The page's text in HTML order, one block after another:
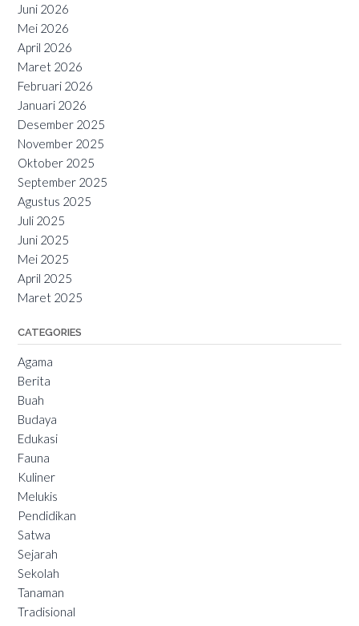
Juni 2026
Mei 2026
April 2026
Maret 2026
Februari 2026
Januari 2026
Desember 2025
November 2025
Oktober 2025
September 2025
Agustus 2025
Juli 2025
Juni 2025
Mei 2025
April 2025
Maret 2025
CATEGORIES
Agama
Berita
Buah
Budaya
Edukasi
Fauna
Kuliner
Melukis
Pendidikan
Satwa
Sejarah
Sekolah
Tanaman
Tradisional